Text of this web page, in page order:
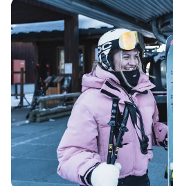
Jean Marc D.
Natalie O.
27/02/2023
-Skifahren ,
Unsere Gruppe mit
hatte einen fantastischen
Graham. Jeder wurde
herausgefordert und erhielt
Feedback und Tipps.
more